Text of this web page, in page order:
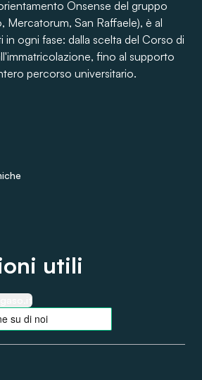
Onsense del gruppo
Mercatorum, San Raffaele), è al
ogni fase: dalla scelta del Corso di
fino al supporto
percorso universitario.
utili